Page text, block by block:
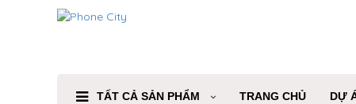
TẤT CẢ SẢN PHẨM TRANG CHỦ DỰ